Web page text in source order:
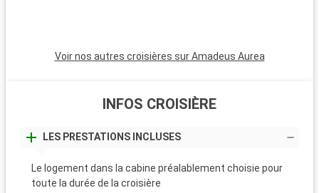
Voir nos autres croisières sur Amadeus Aurea
INFOS CROISIÈRE
LES PRESTATIONS INCLUSES
Le logement dans la cabine préalablement choisie pour
toute la durée de la croisière